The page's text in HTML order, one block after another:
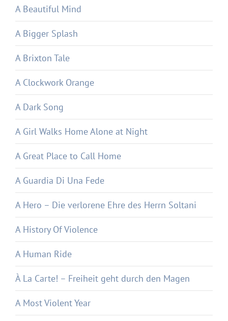
A Beautiful Mind
A Bigger Splash
A Brixton Tale
A Clockwork Orange
A Dark Song
A Girl Walks Home Alone at Night
A Great Place to Call Home
A Guardia Di Una Fede
A Hero – Die verlorene Ehre des Herrn Soltani
A History Of Violence
A Human Ride
À La Carte! – Freiheit geht durch den Magen
A Most Violent Year